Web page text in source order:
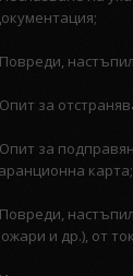
Повреди,
Опит за
Опит за
карта;
Повреди,
и др.), от